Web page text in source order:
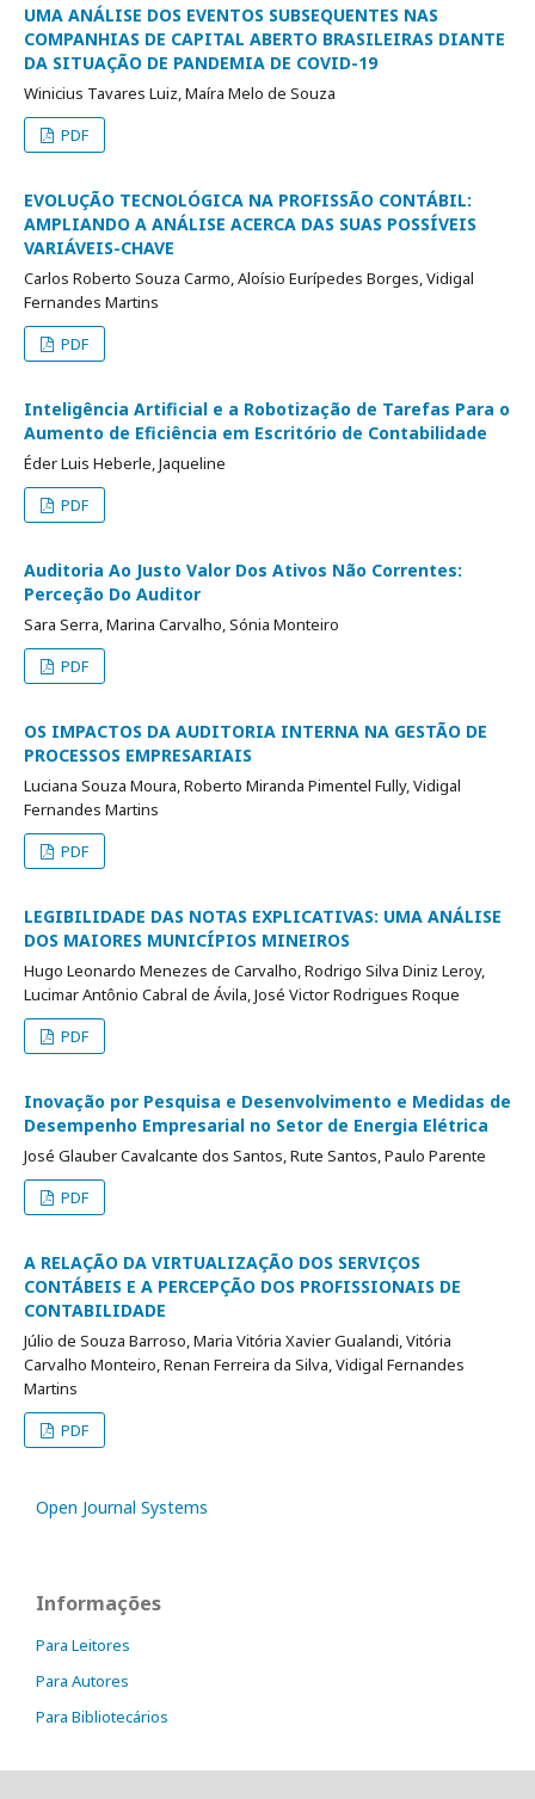
UMA ANÁLISE DOS EVENTOS SUBSEQUENTES NAS
COMPANHIAS DE CAPITAL ABERTO BRASILEIRAS DIANTE
DA SITUAÇÃO DE PANDEMIA DE COVID-19
Winicius Tavares Luiz, Maíra Melo de Souza
PDF
EVOLUÇÃO TECNOLÓGICA NA PROFISSÃO CONTÁBIL:
AMPLIANDO A ANÁLISE ACERCA DAS SUAS POSSÍVEIS
VARIÁVEIS-CHAVE
Carlos Roberto Souza Carmo, Aloísio Eurípedes Borges, Vidigal
Fernandes Martins
PDF
Inteligência Artificial e a Robotização de Tarefas Para o
Aumento de Eficiência em Escritório de Contabilidade
Éder Luis Heberle, Jaqueline
PDF
Auditoria Ao Justo Valor Dos Ativos Não Correntes:
Perceção Do Auditor
Sara Serra, Marina Carvalho, Sónia Monteiro
PDF
OS IMPACTOS DA AUDITORIA INTERNA NA GESTÃO DE
PROCESSOS EMPRESARIAIS
Luciana Souza Moura, Roberto Miranda Pimentel Fully, Vidigal
Fernandes Martins
PDF
LEGIBILIDADE DAS NOTAS EXPLICATIVAS: UMA ANÁLISE
DOS MAIORES MUNICÍPIOS MINEIROS
Hugo Leonardo Menezes de Carvalho, Rodrigo Silva Diniz Leroy,
Lucimar Antônio Cabral de Ávila, José Victor Rodrigues Roque
PDF
Inovação por Pesquisa e Desenvolvimento e Medidas de
Desempenho Empresarial no Setor de Energia Elétrica
José Glauber Cavalcante dos Santos, Rute Santos, Paulo Parente
PDF
A RELAÇÃO DA VIRTUALIZAÇÃO DOS SERVIÇOS
CONTÁBEIS E A PERCEPÇÃO DOS PROFISSIONAIS DE
CONTABILIDADE
Júlio de Souza Barroso, Maria Vitória Xavier Gualandi, Vitória
Carvalho Monteiro, Renan Ferreira da Silva, Vidigal Fernandes
Martins
PDF
Open Journal Systems
Informações
Para Leitores
Para Autores
Para Bibliotecários